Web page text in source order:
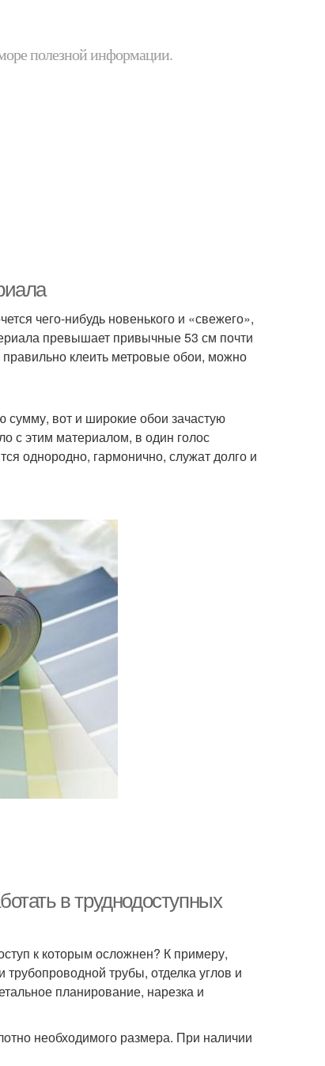
полезной информации.
чего-нибудь новенького и «свежего»,
превышает привычные 53 см почти
клеить метровые обои, можно
сумму, вот и широкие обои зачастую
с этим материалом, в один голос
однородно, гармонично, служат долго и
в труднодоступных
к которым осложнен? К примеру,
трубы, отделка углов и
планирование, нарезка и
необходимого размера. При наличии